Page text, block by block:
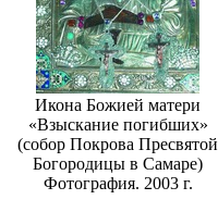
Икона Божией матери
«Взыскание погибших»
(собор Покрова Пресвятой
Богородицы в Самаре)
Фотография. 2003 г.